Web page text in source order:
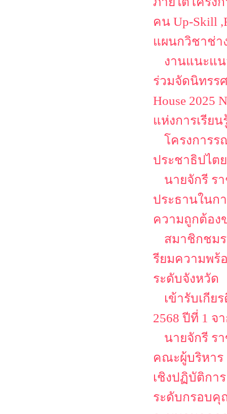
คน Up-Skill
แผนกวิชาช่า
งานแนะแ
ร่วมจัดนิทรร
House 2025
แห่งการเรีย
โครงการร
ประชาธิปไต
นายจักรี ร
ประธานในก
ความถูกต้อง
สมาชิกชมร
รียมความพร้
ระดับจังหวัด
เข้ารับเกี
2568 ปีที่ 1 จ
นายจักรี ร
คณะผู้บริหาร
เชิงปฏิบัติกา
ระดับกรอบคุ